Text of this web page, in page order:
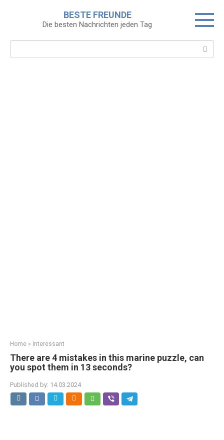
BESTE FREUNDE
Die besten Nachrichten jeden Tag
Search:
Home » Interessant
There are 4 mistakes in this marine puzzle, can
you spot them in 13 seconds?
Published by: 14.03.2024